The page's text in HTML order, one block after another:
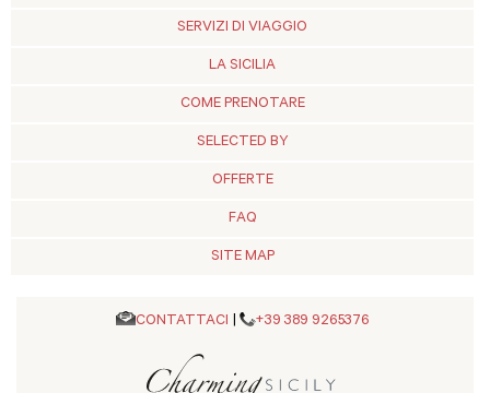
SERVIZI DI VIAGGIO
LA SICILIA
COME PRENOTARE
SELECTED BY
OFFERTE
FAQ
SITE MAP
CONTATTACI | +39 389 9265376